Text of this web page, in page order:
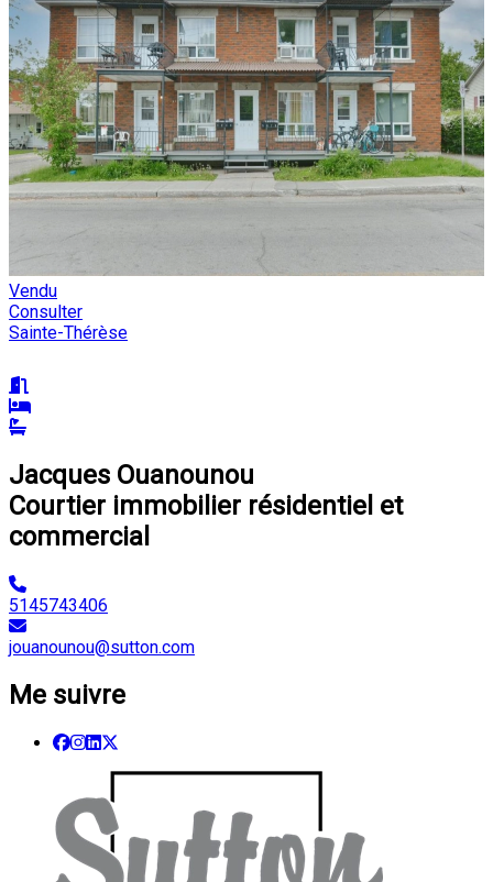
Vendu
Consulter
Sainte-Thérèse
Jacques Ouanounou
Courtier immobilier résidentiel et
commercial
5145743406
jouanounou@sutton.com
Me suivre